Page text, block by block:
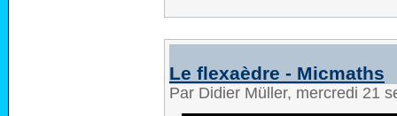
Le flexaèdre - Micmaths
Par Didier Müller, mercredi 21